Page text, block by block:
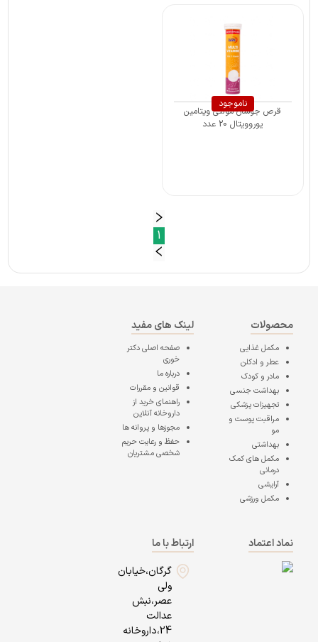
ناموجود
قرص جوشان مولتی ویتامین
یوروویتال 20 عدد
1
محصولات
مکمل غذایی
عطر و ادکلن
مادر و کودک
بهداشت جنسی
تجهیزات پزشکی
مراقبت پوست و
مو
بهداشتی
مکمل های کمک
درمانی
آرایشی
مکمل ورزشی
لینک های مفید
صفحه اصلیدکتر
خوری
درباره ما
قوانین و مقررات
راهنمای خرید از
داروخانه آنلاین
مجوزها و پروانه ها
حفظ و رعایت حریم
شخصی مشتریان
نماد اعتماد
ارتباط با ما
گرگان،خیابان
ولی
عصر،نبش
عدالت
24،داروخانه